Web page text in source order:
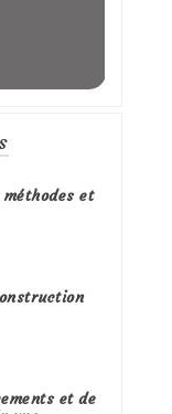
et
et de